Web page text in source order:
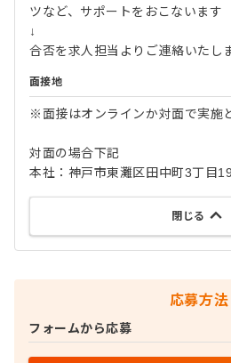
ツなど、サポートをおこないます
↓
合否を求人担当よりご連絡いたし
面接地
※面接はオンラインか対面で実施
対面の場合下記
本社：神戸市東灘区田中町3丁目
閉じる
応募方法
フォームから応募